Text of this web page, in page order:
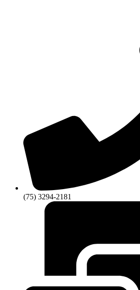
(75) 3294-2181